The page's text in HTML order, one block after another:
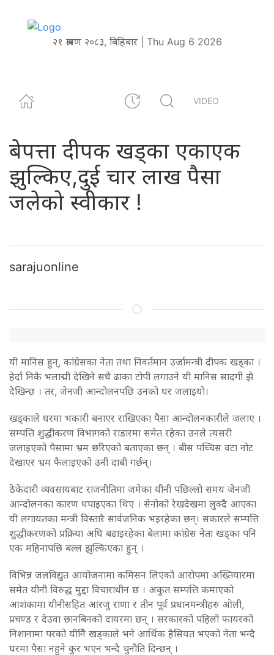
२१ श्रावण २०८३, बिहिबार | Thu Aug 6 2026
VIDEO
बेपत्ता दीपक खड्का एकाएक
झुल्किए,दुई चार लाख पैसा
जलेको स्वीकार !
sarajuonline
यी मानिस हुन्, कांग्रेसका नेता तथा निवर्तमान उर्जामन्त्री दीपक खड्का ।
हेर्दा निकै भलाद्मी देखिने सधै ढाका टोपी लगाउने यी मानिस सादगी झै
देखिन्छ । तर, जेनजी आन्दोलनपछि उनको घर जलाइयो।
खड्काले घरमा भकारी बनाएर राखिएका पैसा आन्दोलनकारीले जलाए ।
सम्पत्ति शुद्धीकरण विभागको राडारमा समेत रहेका उनले त्यसरी
जलाइएको पैसामा भ्रम छरिएको बताएका छन् । बीस पच्चिस वटा नोट
देखाएर भ्रम फैलाइएको उनी दाबी गर्छन्।
ठेकेदारी व्यवसायबाट राजनीतिमा जमेका यीनी पछिल्लो समय जेनजी
आन्दोलनका कारण धपाइएका थिए । सेनोको रेखदेखमा लुक्दै आएका
यी लगायतका मन्त्री विस्तारै सार्वजनिक भइरहेका छन्। सकारले सम्पत्ति
शुद्धीकरणको प्रक्रिया अघि बढाइरहेका बेलामा कांग्रेस नेता खड्का पनि
एक महिनापछि बल्ल झुल्किएका हुन् ।
विभिन्न जलविद्युत आयोजनामा कमिसन लिएको आरोपमा अख्तियारमा
समेत यीनी विरुद्ध मुद्दा विचाराधीन छ । अकुत सम्पत्ति कमाएको
आशंकामा यीनीसहित आरजु राणा र तीन पूर्व प्रधानमन्त्रीहरु ओली,
प्रचण्ड र देउवा छानबिनको दायरमा छन् । सरकारको पहिलो फायरको
निशानामा परको यीनिै खड्काले भने आर्थिक हैसियत भएको नेता भन्दै
घरमा पैसा नहुने कुर भएन भन्दै चुनौति दिन्छन् ।